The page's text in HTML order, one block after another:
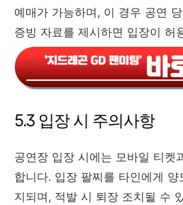
예매가 가능하며, 이 경우 공연
증빙 자료를 제시하면 입장이 허
5.3 입장 시 주의사항
공연장 입장 시에는 모바일 티켓
합니다. 입장 팔찌를 타인에게
지되며, 적발 시 퇴장 조치될 수